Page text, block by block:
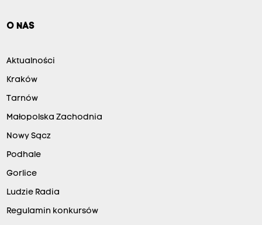
O NAS
Aktualności
Kraków
Tarnów
Małopolska Zachodnia
Nowy Sącz
Podhale
Gorlice
Ludzie Radia
Regulamin konkursów